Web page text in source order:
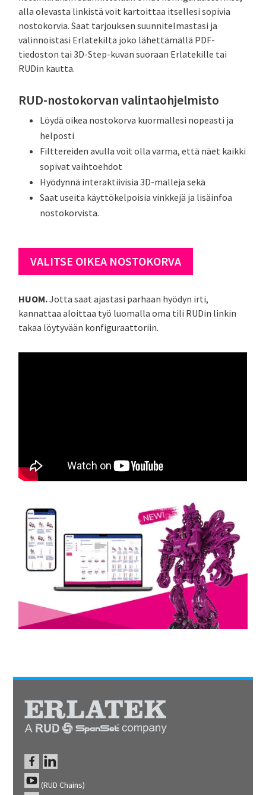
alla olevasta linkistä voit kartoittaa itsellesi sopivia
nostokorvia. Saat tarjouksen suunnitelmastasi ja
valinnoistasi Erlatekilta joko lähettämällä PDF-
tiedoston tai 3D-Step-kuvan suoraan Erlatekille tai
RUDin kautta.
RUD-nostokorvan valintaohjelmisto
Löydä oikea nostokorva kuormallesi nopeasti ja
helposti
Filttereiden avulla voit olla varma, että näet kaikki
sopivat vaihtoehdot
Hyödynnä interaktiivisia 3D-malleja sekä
Saat useita käyttökelpoisia vinkkejä ja lisäinfoa
nostokorvista.
VALITSE OIKEA NOSTOKORVA
HUOM.Jotta saat ajastasi parhaan hyödyn irti,
kannattaa aloittaa työ luomalla oma tili RUDin linkin
takaa löytyvään konfiguraattoriin.
(RUD Chains)